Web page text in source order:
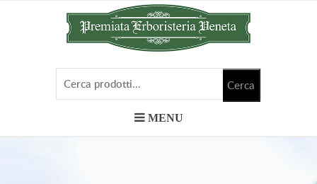
MENU